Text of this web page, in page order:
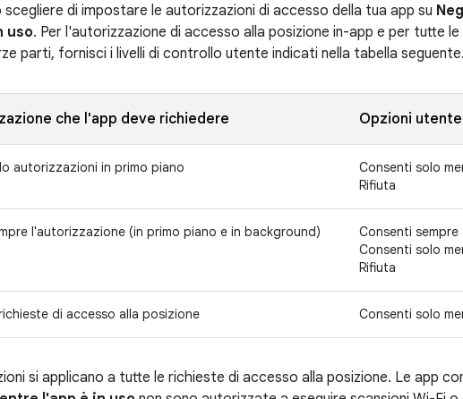
di impostare le autorizzazioni di accesso della tua app su
uso. Per l'autorizzazione di accesso alla posizione in-app e per tutte
parti, fornisci i livelli di controllo utente indicati nella tabella seguente.
che l'app deve richiedere Opzioni
autorizzazioni in primo piano
Consenti solo
Rifiuta
l'autorizzazione (in primo piano e in background)
Consenti sempre
Consenti solo
Rifiuta
di accesso alla posizione Consenti solo
si applicano a tutte le richieste di accesso alla posizione. Le app